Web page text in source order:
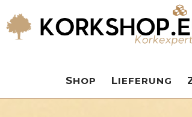
SHOP LIEFERUNG